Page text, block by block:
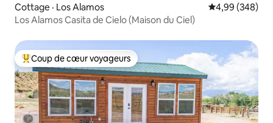
Cottage · Los Alamos Note
4,99 (348)
Los Alamos Casita de Cielo (Maison du Ciel)
Coup de cœur voyageurs parmi les plus aimés
Coup de cœur voyageurs